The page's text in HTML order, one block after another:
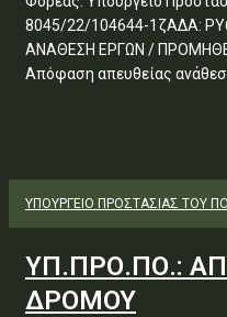
8045/22/104644-1ζΑΔΑ:
ΑΝΑΘΕΣΗ ΕΡΓΩΝ /
Απόφαση απευθείας
ΥΠΟΥΡΓΕΊΟ ΠΡΟΣΤΑΣΊΑΣ ΤΟΥ
ΥΠ.ΠΡΟ.ΠΟ.:
ΔΡΟΜΟΥ